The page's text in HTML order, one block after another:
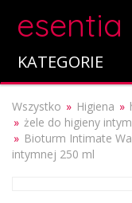
esentia
KATEGORIE
Wszystko Higiena
żele do higieny
Bioturm Intimate
intymnej 250 ml